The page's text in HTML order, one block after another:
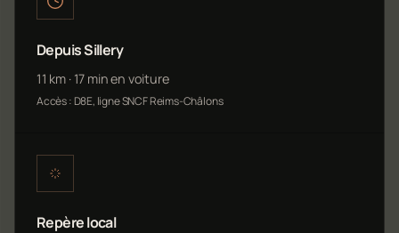
Depuis Sillery
11 km · 17 min en voiture
Accès : D8E, ligne SNCF Reims-Châlons
Repère local